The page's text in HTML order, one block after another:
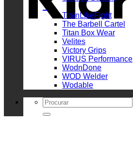
_
TrainLikeFight
The Barbell Cartel
Titan Box Wear
Velites
Victory Grips
VIRUS Performance
WodnDone
WOD Welder
Wodable
Search
for: